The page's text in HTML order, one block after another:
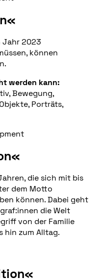
Jahr 2023
können
werden kann:
Bewegung,
Porträts,
die sich mit bis
dem Motto
können. Dabei geht
die Welt
von der Familie
hin zum Alltag.